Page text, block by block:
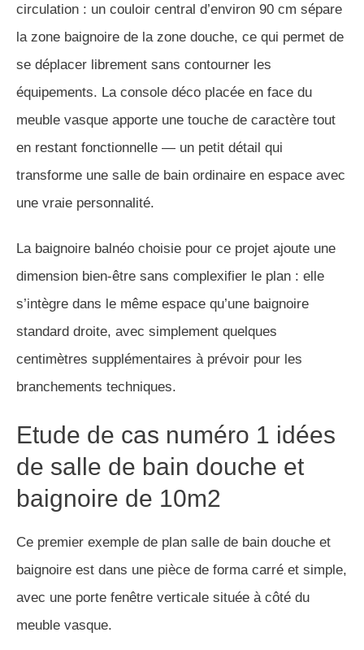
circulation : un couloir central d’environ 90 cm sépare
la zone baignoire de la zone douche, ce qui permet de
se déplacer librement sans contourner les
équipements. La console déco placée en face du
meuble vasque apporte une touche de caractère tout
en restant fonctionnelle — un petit détail qui
transforme une salle de bain ordinaire en espace avec
une vraie personnalité.
La baignoire balnéo choisie pour ce projet ajoute une
dimension bien-être sans complexifier le plan : elle
s’intègre dans le même espace qu’une baignoire
standard droite, avec simplement quelques
centimètres supplémentaires à prévoir pour les
branchements techniques.
Etude de cas numéro 1 idées
de salle de bain douche et
baignoire de 10m2
Ce premier exemple de plan salle de bain douche et
baignoire est dans une pièce de forma carré et simple,
avec une porte fenêtre verticale située à côté du
meuble vasque.